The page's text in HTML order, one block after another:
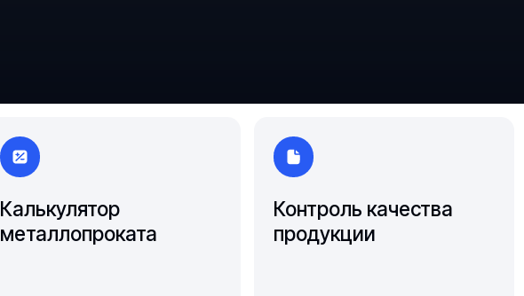
Якутск
Ярославль
Калькулятор
металлопроката
Контроль качества
продукции